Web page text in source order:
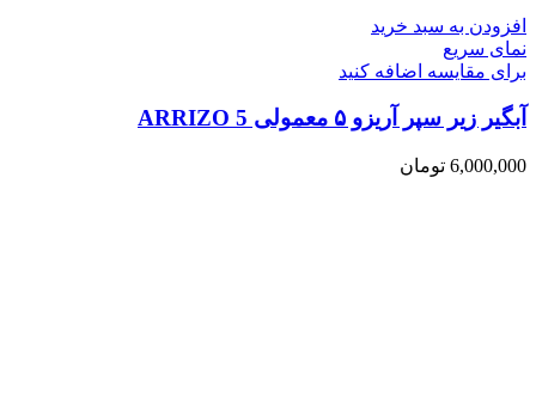
افزودن به سبد خرید
نمای سریع
برای مقایسه اضافه کنید
آبگیر زیر سپر آریزو ۵ معمولی ARRIZO 5
6,000,000 تومان